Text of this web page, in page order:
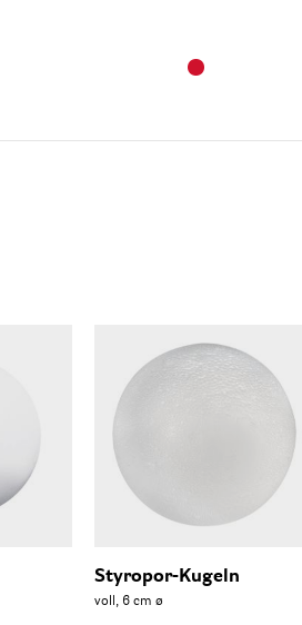
Styropor-Kugeln
voll, 6 cm ø